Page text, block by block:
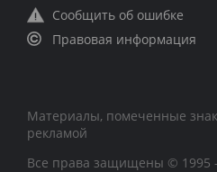
Сообщить об ошибке
Правовая информация
Материалы, помеченные
рекламой
Все права защищены © 1995